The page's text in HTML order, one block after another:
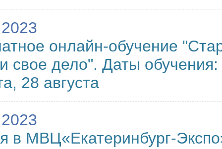
онлайн-обучение
свое дело". Даты
28 августа
в МВЦ«Екатеринбург-